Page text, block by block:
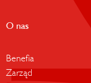
O nas
Benefia
Zarząd